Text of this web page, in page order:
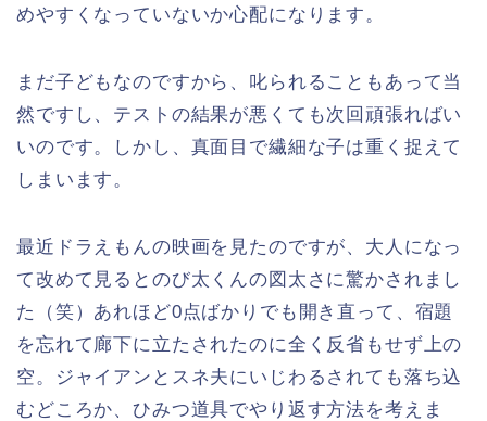
めやすくなっていないか心配になります。
まだ子どもなのですから、叱られることもあって当
然ですし、テストの結果が悪くても次回頑張ればい
いのです。しかし、真面目で繊細な子は重く捉えて
しまいます。
最近ドラえもんの映画を見たのですが、大人になっ
て改めて見るとのび太くんの図太さに驚かされまし
た（笑）あれほど0点ばかりでも開き直って、宿題
を忘れて廊下に立たされたのに全く反省もせず上の
空。ジャイアンとスネ夫にいじわるされても落ち込
むどころか、ひみつ道具でやり返す方法を考えま